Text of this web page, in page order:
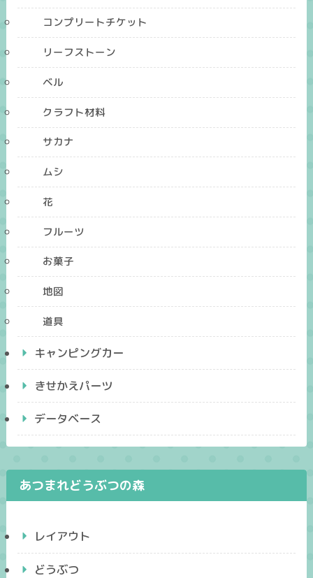
コンプリートチケット
リーフストーン
ベル
クラフト材料
サカナ
ムシ
花
フルーツ
お菓子
地図
道具
キャンピングカー
きせかえパーツ
データベース
あつまれどうぶつの森
レイアウト
どうぶつ